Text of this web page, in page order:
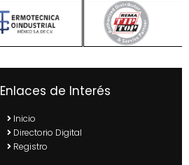
Enlaces de Interés
Inicio
Directorio Digital
Registro